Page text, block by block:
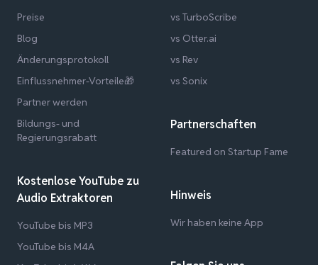
Preise
Blog
Änderungsprotokoll
Einflussnehmer-Vorteile🎁
Partner werden
Bildungs- und
Regierungsrabatt
Kostenlose YouTube zu
Audio Extraktoren
YouTube bis MP3
YouTube bis M4A
vs TurboScribe
vs Otter.ai
vs Rev
vs Sonix
Partnerschaften
Featured on Startup Fame
Hinweis
Wir haben keine App